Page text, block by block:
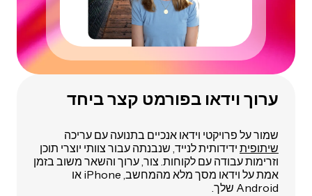
ערוך וידאו בפורמט קצר ביחד
שמור על פרויקטי וידאו אנכיים בתנועה עם עריכה
שיתופית ידידותית לנייד, שנבנתה עבור צוותי יוצרי תוכן
וזרימות עבודה עם לקוחות. צור, ערוך והשאר משוב בזמן
אמת על וידאו מסך מלא מהמחשב, iPhone או
Android שלך.